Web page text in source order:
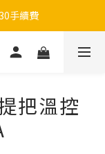
手續費
把溫控